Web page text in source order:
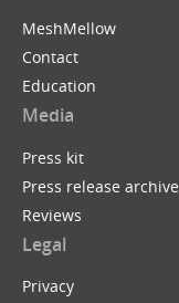
MeshMellow
Contact
Education
Media
Press kit
Press release archive
Reviews
Legal
Privacy